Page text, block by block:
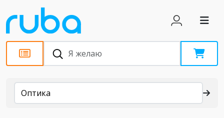
Каталог
Оптика